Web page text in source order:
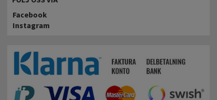
Facebook
Instagram